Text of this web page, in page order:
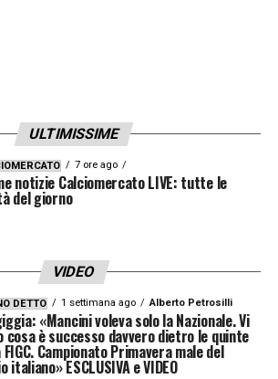
ULTIMISSIME
7 ore ago
notizie Calciomercato LIVE: tutte le
del giorno
VIDEO
DETTO 1 settimana ago Alberto Petrosilli
«Mancini voleva solo la Nazionale. Vi
cosa è successo davvero dietro le quinte
FIGC. Campionato Primavera male del
italiano» ESCLUSIVA e VIDEO